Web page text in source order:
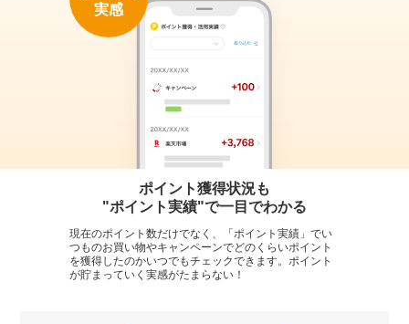
実感
ポイント獲得状況も
"ポイント実績"で一目でわかる
現在のポイント数だけでなく、「ポイント実績」でい
つものお買い物やキャンペーンでどのくらいポイント
を獲得したのかいつでもチェックできます。ポイント
が貯まっていく実感がたまらない！